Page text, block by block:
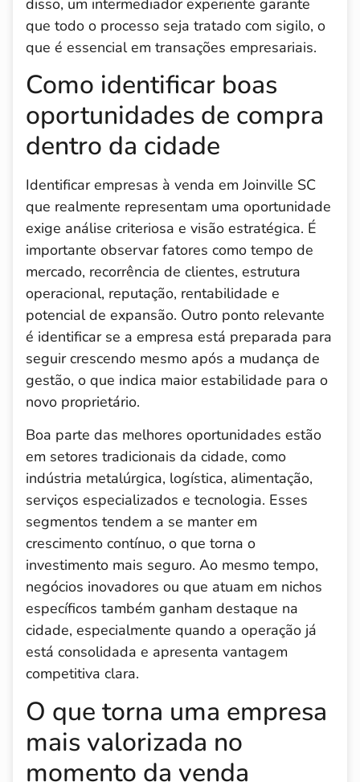
que todo o processo seja tratado com sigilo, o
que é essencial em transações empresariais.
Como identificar boas
oportunidades de compra
dentro da cidade
Identificar empresas à venda em Joinville SC
que realmente representam uma oportunidade
exige análise criteriosa e visão estratégica. É
importante observar fatores como tempo de
mercado, recorrência de clientes, estrutura
operacional, reputação, rentabilidade e
potencial de expansão. Outro ponto relevante
é identificar se a empresa está preparada para
seguir crescendo mesmo após a mudança de
gestão, o que indica maior estabilidade para o
novo proprietário.
Boa parte das melhores oportunidades estão
em setores tradicionais da cidade, como
indústria metalúrgica, logística, alimentação,
serviços especializados e tecnologia. Esses
segmentos tendem a se manter em
crescimento contínuo, o que torna o
investimento mais seguro. Ao mesmo tempo,
negócios inovadores ou que atuam em nichos
específicos também ganham destaque na
cidade, especialmente quando a operação já
está consolidada e apresenta vantagem
competitiva clara.
O que torna uma empresa
mais valorizada no
momento da venda